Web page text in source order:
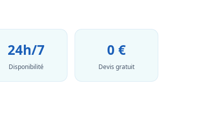
24h/7
Disponibilité
0 €
Devis gratuit